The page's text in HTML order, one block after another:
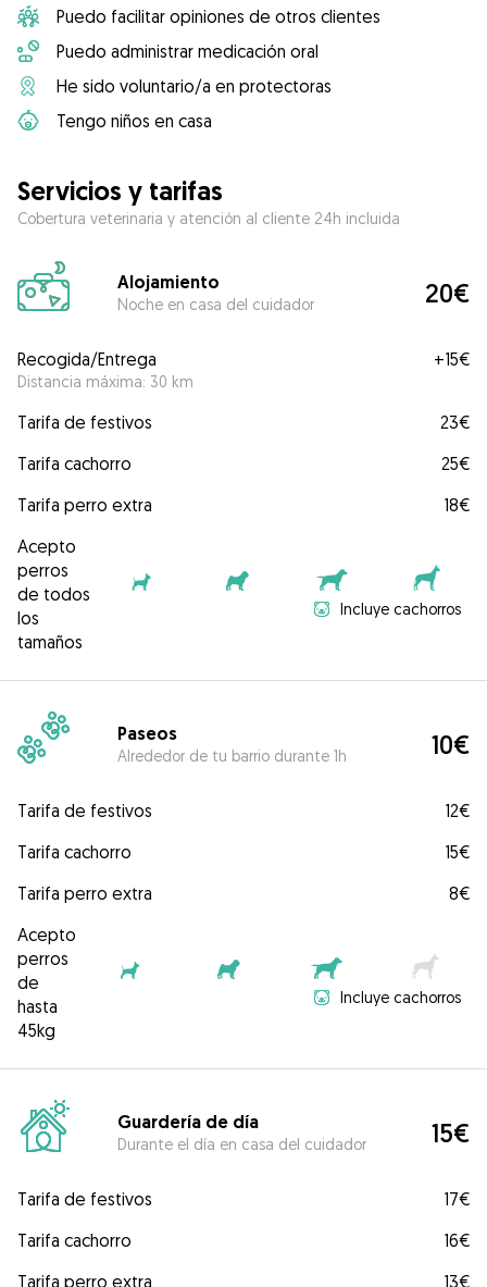
Puedo facilitar opiniones de otros clientes
Puedo administrar medicación oral
He sido voluntario/a en protectoras
Tengo niños en casa
Servicios y tarifas
Cobertura veterinaria y atención al cliente 24h incluida
Alojamiento
Noche en casa del cuidador 20€
Recogida/Entrega
Distancia máxima: 30 km
+15€
Tarifa de festivos
23€
Tarifa cachorro
25€
Tarifa perro extra
18€
Acepto
perros
de todos
los
tamaños
Incluye cachorros
Paseos
Alrededor de tu barrio durante 1h 10€
Tarifa de festivos
12€
Tarifa cachorro
15€
Tarifa perro extra
8€
Acepto
perros
de
hasta
45kg
Incluye cachorros
Guardería de día
Durante el día en casa del cuidador 15€
Tarifa de festivos
17€
Tarifa cachorro
16€
Tarifa perro extra
13€